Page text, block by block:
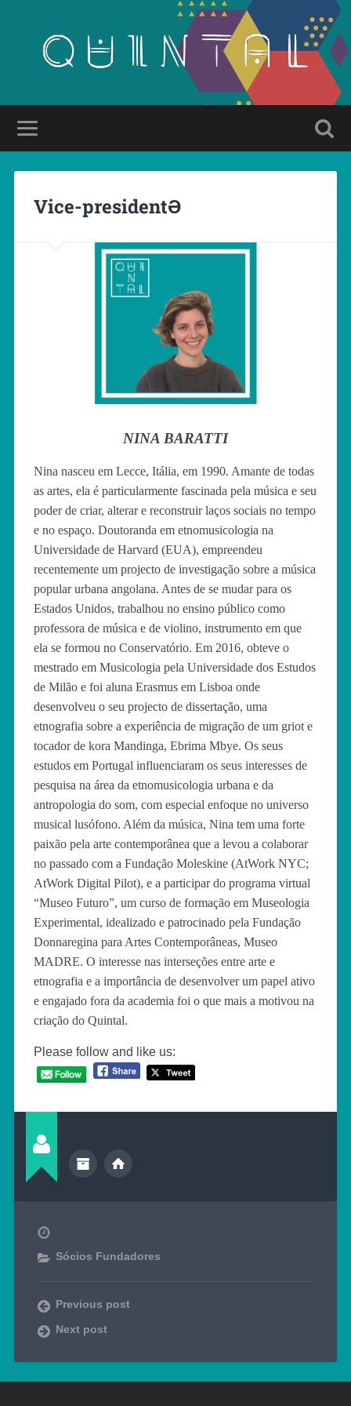
Vice-presidentƏ
NINA BARATTI
Nina nasceu em Lecce, Itália, em 1990. Amante de todas
as artes, ela é particularmente fascinada pela música e seu
poder de criar, alterar e reconstruir laços sociais no tempo
e no espaço. Doutoranda em etnomusicologia na
Universidade de Harvard (EUA), empreendeu
recentemente um projecto de investigação sobre a música
popular urbana angolana. Antes de se mudar para os
Estados Unidos, trabalhou no ensino público como
professora de música e de violino, instrumento em que
ela se formou no Conservatório. Em 2016, obteve o
mestrado em Musicologia pela Universidade dos Estudos
de Milão e foi aluna Erasmus em Lisboa onde
desenvolveu o seu projecto de dissertação, uma
etnografia sobre a experiência de migração de um griot e
tocador de kora Mandinga, Ebrima Mbye. Os seus
estudos em Portugal influenciaram os seus interesses de
pesquisa na área da etnomusicologia urbana e da
antropologia do som, com especial enfoque no universo
musical lusófono. Além da música, Nina tem uma forte
paixão pela arte contemporânea que a levou a colaborar
no passado com a Fundação Moleskine (AtWork NYC;
AtWork Digital Pilot), e a participar do programa virtual
“Museo Futuro”, um curso de formação em Museologia
Experimental, idealizado e patrocinado pela Fundação
Donnaregina para Artes Contemporâneas, Museo
MADRE. O interesse nas interseções entre arte e
etnografia e a importância de desenvolver um papel ativo
e engajado fora da academia foi o que mais a motivou na
criação do Quintal.
Please follow and like us:
Sócios Fundadores
Previous post
Next post